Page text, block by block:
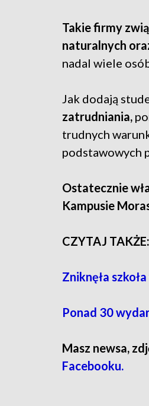
Takie firmy
naturalnych
nadal wiele
Jak dodają
zatrudniania,
trudnych
podstawowych
Ostatecznie
Kampusie
CZYTAJ TAKŻE:
Zniknęła
Ponad 30
Masz newsa,
Facebooku.